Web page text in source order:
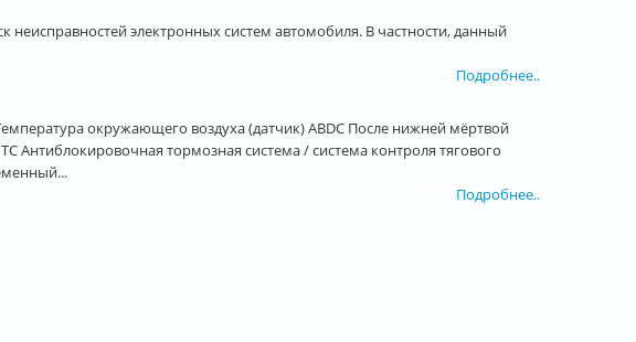
неисправностей электронных систем автомобиля. В частности, данный
Подробнее..
окружающего воздуха (датчик) ABDC После нижней мёртвой
Антиблокировочная тормозная система / система контроля тягового
Подробнее..